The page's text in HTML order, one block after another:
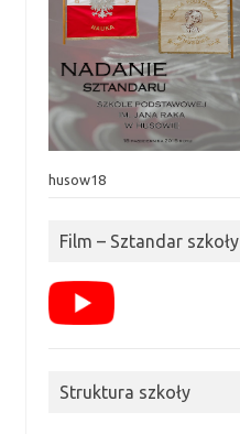
husow18
Film – Sztandar szkoły
Struktura szkoły